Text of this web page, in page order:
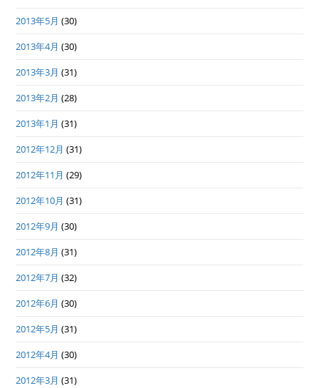
2013年5月 (30)
2013年4月 (30)
2013年3月 (31)
2013年2月 (28)
2013年1月 (31)
2012年12月 (31)
2012年11月 (29)
2012年10月 (31)
2012年9月 (30)
2012年8月 (31)
2012年7月 (32)
2012年6月 (30)
2012年5月 (31)
2012年4月 (30)
2012年3月 (31)